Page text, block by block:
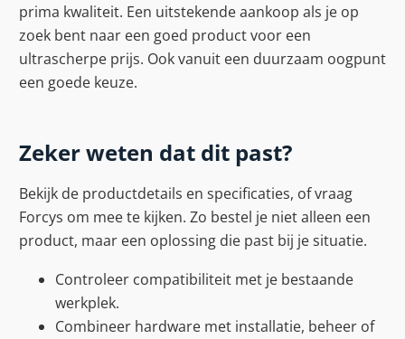
prima kwaliteit. Een uitstekende aankoop als je op
zoek bent naar een goed product voor een
ultrascherpe prijs. Ook vanuit een duurzaam oogpunt
een goede keuze.
Zeker weten dat dit past?
Bekijk de productdetails en specificaties, of vraag
Forcys om mee te kijken. Zo bestel je niet alleen een
product, maar een oplossing die past bij je situatie.
Controleer compatibiliteit met je bestaande
werkplek.
Combineer hardware met installatie, beheer of